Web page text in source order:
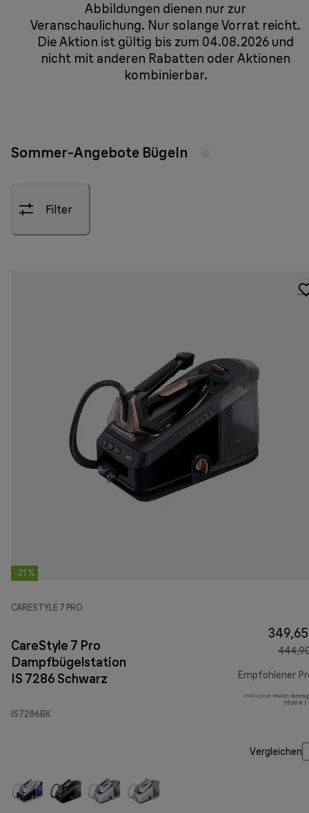
Abbildungen dienen nur zur
Veranschaulichung. Nur solange Vorrat reicht.
Die Aktion ist gültig bis zum 04.08.2026 und
nicht mit anderen Rabatten oder Aktionen
kombinierbar.
Sommer-Angebote Bügeln
Filter
-21 %
CARESTYLE 7 PRO
CareStyle 7 Pro
Dampfbügelstation
IS 7286 Schwarz
IS7286BK
Empfohlener
Inklusive MwSt.-
55,83 € (
Vergleichen